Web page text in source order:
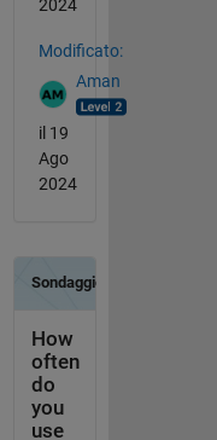
2024
Modificato:
Aman
il 19
Ago
2024